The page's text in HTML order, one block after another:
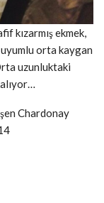
kızarmış ekmek,
uyumlu orta kaygan
uzunluktaki
Chardonay